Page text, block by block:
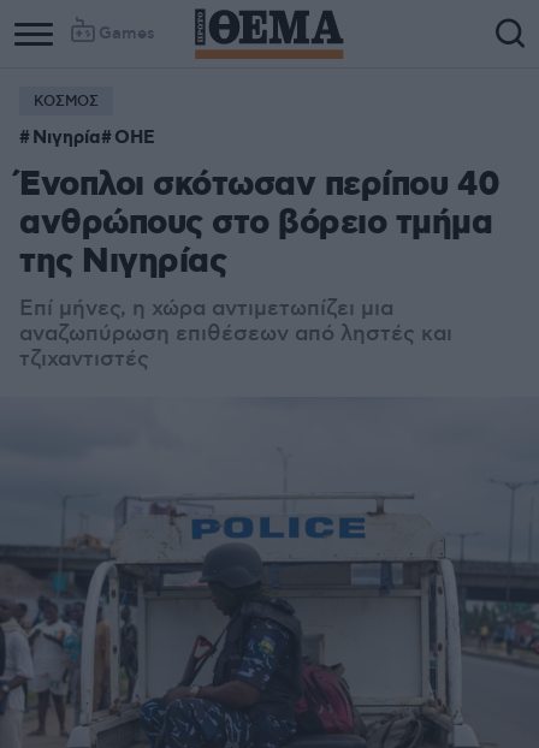
Games
ΚΟΣΜΟΣ
Νιγηρία ΟΗΕ
Ένοπλοι σκότωσαν περίπου 40
ανθρώπους στο βόρειο τμήμα
της Νιγηρίας
Επί μήνες, η χώρα αντιμετωπίζει μια
αναζωπύρωση επιθέσεων από ληστές και
τζιχαντιστές